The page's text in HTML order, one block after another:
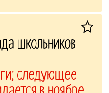
школьников
следующее
в ноябре